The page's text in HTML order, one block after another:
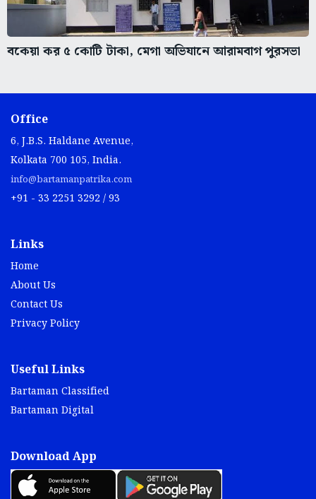
বকেয়া কর ৫ কোটি টাকা, মেগা অভিযানে আরামবাগ পুরসভা
Office
6, J.B.S. Haldane Avenue,
Kolkata 700 105, India.
info@bartamanpatrika.com
+91 - 33 2251 3292 / 93
Links
Home
About Us
Contact Us
Privacy Policy
Useful Links
Bartaman Classified
Bartaman Digital
Download App